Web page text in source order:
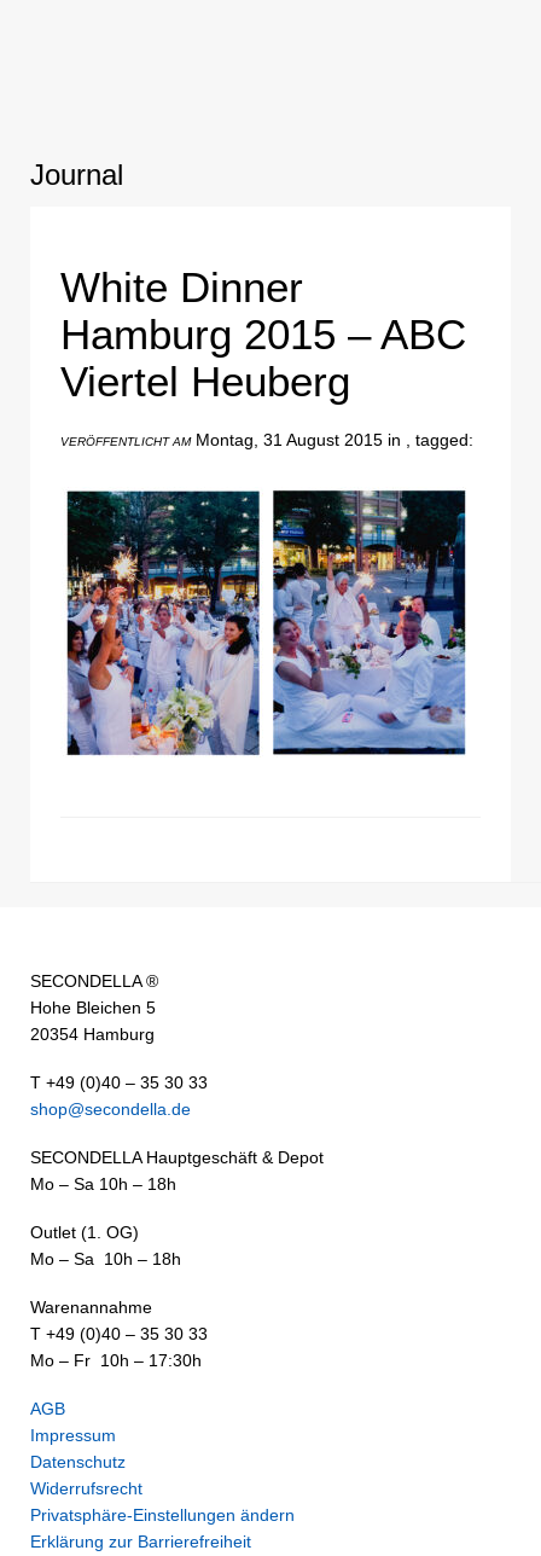
Journal
White Dinner
Hamburg 2015 – ABC
Viertel Heuberg
VERÖFFENTLICHT AMMontag, 31 August 2015 in , tagged:
SECONDELLA ®
Hohe Bleichen 5
20354 Hamburg
T +49 (0)40 – 35 30 33
shop@secondella.de
SECONDELLA Hauptgeschäft & Depot
Mo – Sa 10h – 18h
Outlet (1. OG)
Mo – Sa 10h – 18h
Warenannahme
T +49 (0)40 – 35 30 33
Mo – Fr 10h – 17:30h
AGB
Impressum
Datenschutz
Widerrufsrecht
Privatsphäre-Einstellungen ändern
Erklärung zur Barrierefreiheit